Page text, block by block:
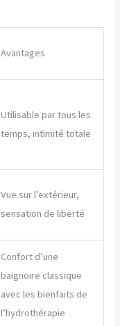
Avantages
Utilisable par tous les
temps, intimité totale
Vue sur l’extérieur,
sensation de liberté
Confort d’une
baignoire classique
avec les bienfaits de
l’hydrothérapie